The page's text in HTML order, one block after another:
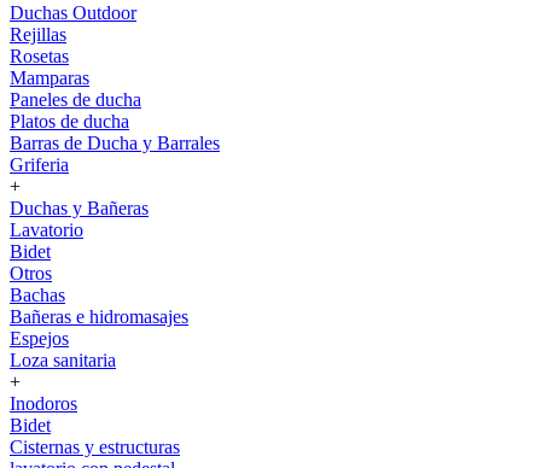
Duchas Outdoor
Rejillas
Rosetas
Mamparas
Paneles de ducha
Platos de ducha
Barras de Ducha y Barrales
Griferia
+
Duchas y Bañeras
Lavatorio
Bidet
Otros
Bachas
Bañeras e hidromasajes
Espejos
Loza sanitaria
+
Inodoros
Bidet
Cisternas y estructuras